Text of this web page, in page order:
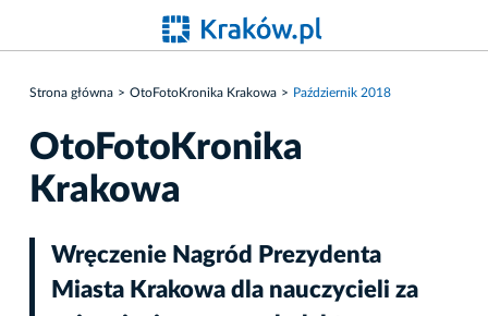
Strona główna OtoFotoKronika Krakowa Październik 2018
OtoFotoKronika
Krakowa
Wręczenie Nagród Prezydenta
Miasta Krakowa dla nauczycieli za